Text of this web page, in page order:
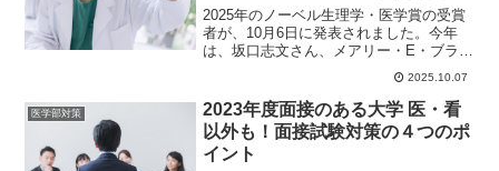
ておこう！
2025年のノーベル生理学・医学賞の受賞
者が、10月6日に発表されました。今年
は、坂口志文さん、メアリー・E・ブラン
コウさん、フレッド・ラムズデルさんの3
2025.10.07
医学部対策
2023年度面接のある大学 医・看
以外も！面接試験対策の４つのポ
イント